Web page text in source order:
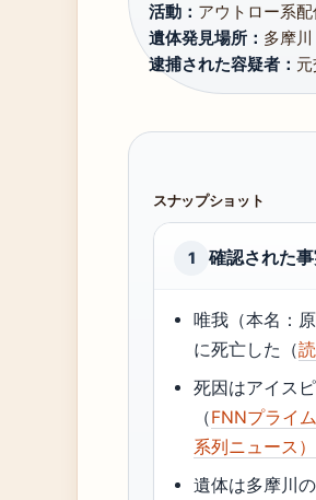
活動： アウトロー系配
遺体発見場所： 多摩川
逮捕された容疑者：
スナップショット
1 確認された
唯我（本名：
に死亡した（
死因はアイス
（FNNプライ
系列ニュース）
遺体は多摩川